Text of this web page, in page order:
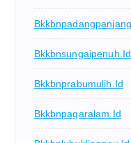
Bkkbnsungaipenuh.id
Bkkbnprabumulih.id
Bkkbnpagaralam.id